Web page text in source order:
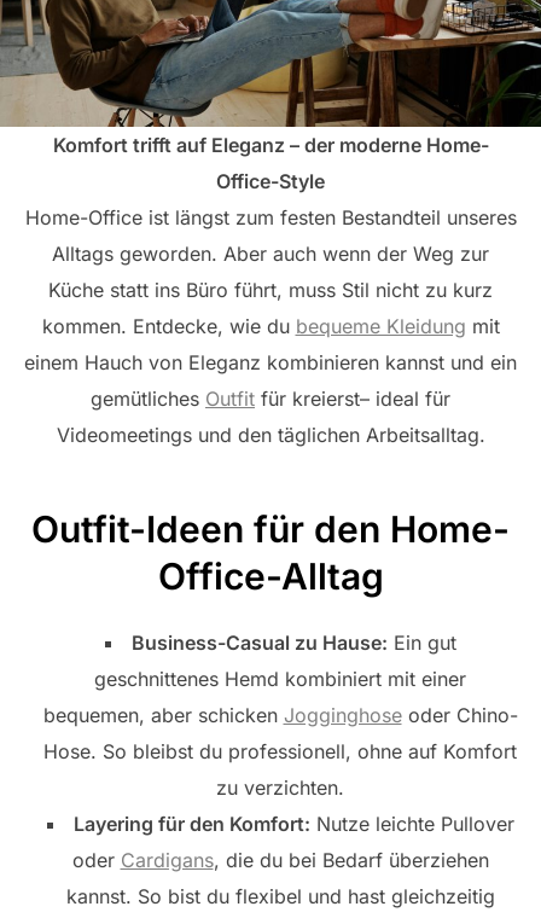
Komfort trifft auf Eleganz – der moderne Home-
Office-Style
Home-Office ist längst zum festen Bestandteil unseres
Alltags geworden. Aber auch wenn der Weg zur
Küche statt ins Büro führt, muss Stil nicht zu kurz
kommen. Entdecke, wie du bequeme Kleidung mit
einem Hauch von Eleganz kombinieren kannst und ein
gemütliches Outfit für kreierst– ideal für
Videomeetings und den täglichen Arbeitsalltag.
Outfit-Ideen für den Home-
Office-Alltag
Business-Casual zu Hause: Ein gut
geschnittenes Hemd kombiniert mit einer
bequemen, aber schicken Jogginghoseoder Chino-
Hose. So bleibst du professionell, ohne auf Komfort
zu verzichten.
Layering für den Komfort: Nutze leichte Pullover
oder Cardigans, die du bei Bedarf überziehen
kannst. So bist du flexibel und hast gleichzeitig